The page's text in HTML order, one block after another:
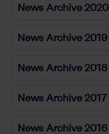
News Archive 2020
News Archive 2019
News Archive 2018
News Archive 2017
News Archive 2016